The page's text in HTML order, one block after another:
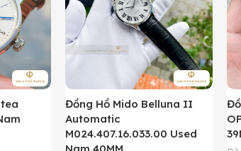
Đồng Hồ Mido Belluna II
Automatic
M024.407.16.033.00 Used